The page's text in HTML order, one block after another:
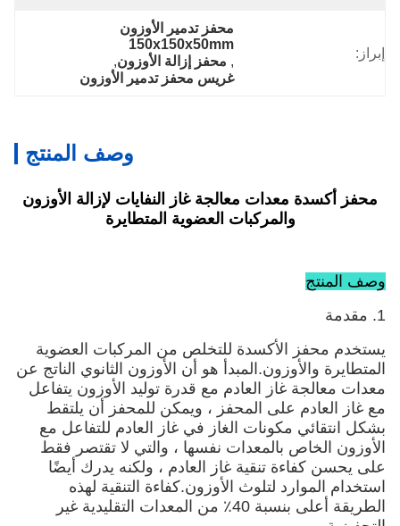
إبراز:
محفز تدمير الأوزون
150x150x50mm
, محفز إزالة الأوزون,
غريس محفز تدمير الأوزون
وصف المنتج
محفز أكسدة معدات معالجة غاز النفايات لإزالة الأوزون
والمركبات العضوية المتطايرة
وصف المنتج
1. مقدمة
يستخدم محفز الأكسدة للتخلص من المركبات العضوية
المتطايرة والأوزون.المبدأ هو أن الأوزون الثانوي الناتج عن
معدات معالجة غاز العادم مع قدرة توليد الأوزون يتفاعل
مع غاز العادم على المحفز ، ويمكن للمحفز أن يلتقط
بشكل انتقائي مكونات الغاز في غاز العادم للتفاعل مع
الأوزون الخاص بالمعدات نفسها ، والتي لا تقتصر فقط
على يحسن كفاءة تنقية غاز العادم ، ولكنه يدرك أيضًا
استخدام الموارد لتلوث الأوزون.كفاءة التنقية لهذه
الطريقة أعلى بنسبة 40٪ من المعدات التقليدية غير